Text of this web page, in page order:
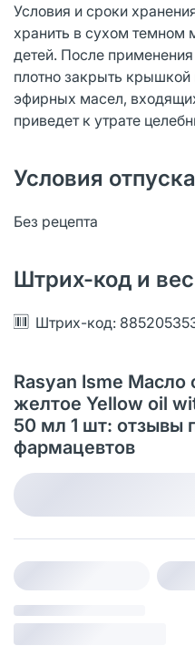
Условия и сроки
хранить в сухом темном
детей. После
плотно закрыть
эфирных масел,
приведет к утрате
Условия
Без рецепта
Штрих-код и вес
Штрих-код:
Rasyan Isme Масло
желтое Yellow oil
50 мл 1 шт: отзывы
фармацевтов